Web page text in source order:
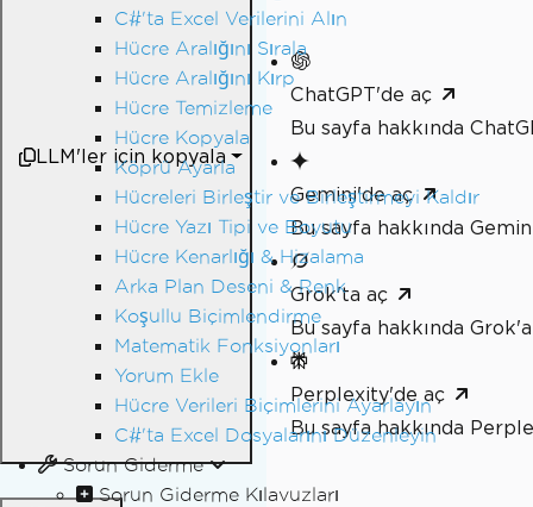
C#'ta Excel Verilerini Alın
Hücre Aralığını Sırala
Hücre Aralığını Kırp
Hücre Temizleme
Hücre Kopyala
Köprü Ayarla
Hücreleri Birleştir ve Birleştirmeyi Kaldır
Hücre Yazı Tipi ve Boyutu
Hücre Kenarlığı & Hizalama
Arka Plan Deseni & Renk
Koşullu Biçimlendirme
Matematik Fonksiyonları
Yorum Ekle
Hücre Verileri Biçimlerini Ayarlayın
C#'ta Excel Dosyalarını Düzenleyin
Sorun Giderme
Sorun Giderme Kılavuzları
LLM'ler için kopyala
ChatGPT'de aç
Bu sayfa hakkında
Gemini'de aç
Bu sayfa hakkında
Grok'ta aç
Bu sayfa hakkında
Perplexity'de aç
Bu sayfa hakkında